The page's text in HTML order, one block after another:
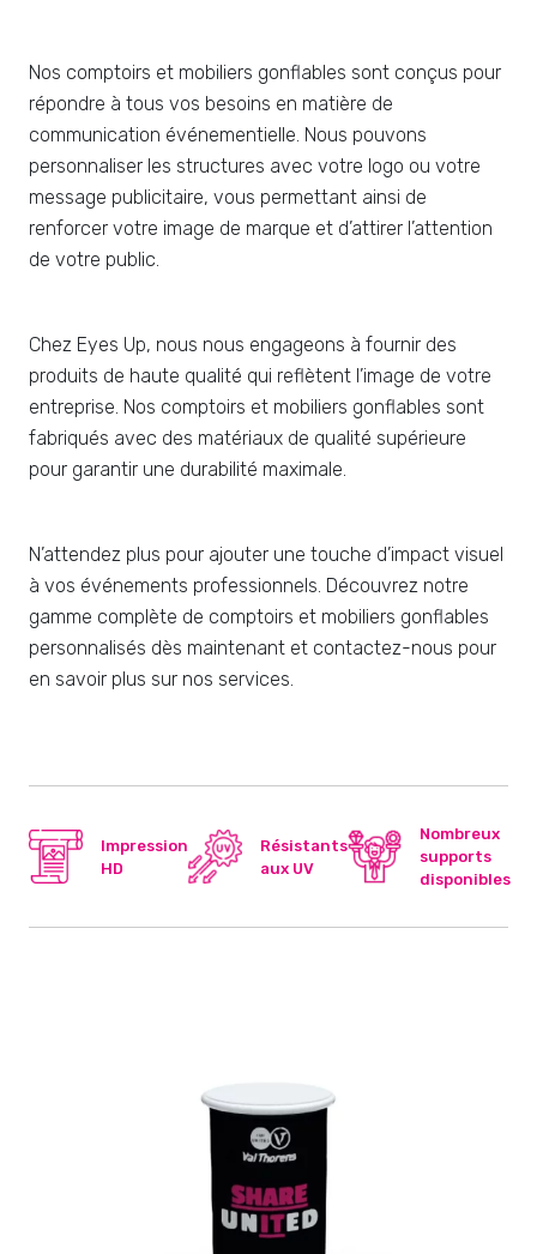
Nos comptoirs et mobiliers gonflables sont conçus pour
répondre à tous vos besoins en matière de
communication événementielle. Nous pouvons
personnaliser les structures avec votre logo ou votre
message publicitaire, vous permettant ainsi de
renforcer votre image de marque et d’attirer l’attention
de votre public.
Chez Eyes Up, nous nous engageons à fournir des
produits de haute qualité qui reflètent l’image de votre
entreprise. Nos comptoirs et mobiliers gonflables sont
fabriqués avec des matériaux de qualité supérieure
pour garantir une durabilité maximale.
N’attendez plus pour ajouter une touche d’impact visuel
à vos événements professionnels. Découvrez notre
gamme complète de comptoirs et mobiliers gonflables
personnalisés dès maintenant et contactez-nous pour
en savoir plus sur nos services.
Impression
HD
Résistants
aux UV
Nombreux
supports
disponibles